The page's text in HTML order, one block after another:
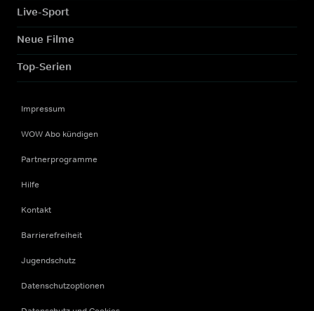
Live-Sport
Neue Filme
Top-Serien
Impressum
WOW Abo kündigen
Partnerprogramme
Hilfe
Kontakt
Barrierefreiheit
Jugendschutz
Datenschutzoptionen